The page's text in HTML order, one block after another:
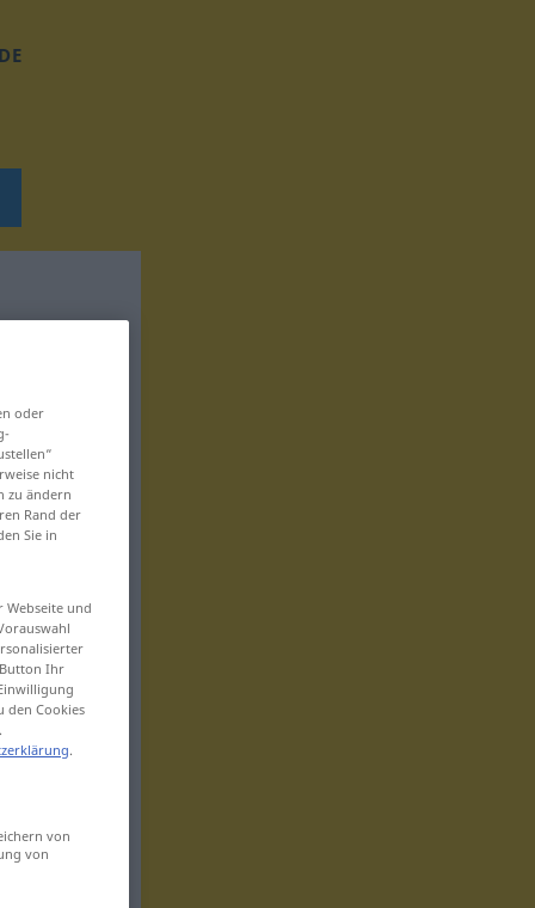
oder
nicht
zu ändern
Rand der
Sie in
und
Ihr
den Cookies
.
von
von